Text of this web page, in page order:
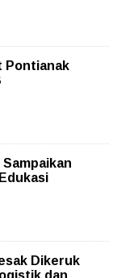
Pontianak
Dikeruk
dan